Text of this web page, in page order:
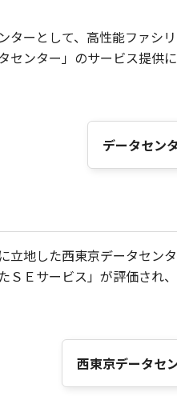
ーとして、高性能ファシ
センター」のサービス提供
データセン
立地した西東京データセン
ＳＥサービス」が評価され
西東京データセ